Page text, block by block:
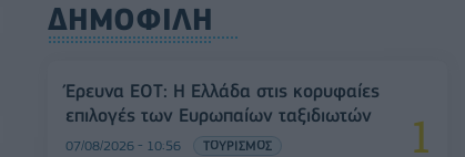
ΔΗΜΟΦΙΛΗ
Έρευνα ΕΟΤ: Η Ελλάδα στις κορυφαίες
επιλογές των Ευρωπαίων ταξιδιωτών
07/08/2026 - 10:56 ΤΟΥΡΙΣΜΟΣ